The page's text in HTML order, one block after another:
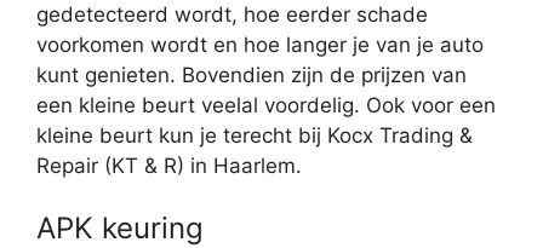
gedetecteerd wordt, hoe eerder schade
voorkomen wordt en hoe langer je van je auto
kunt genieten. Bovendien zijn de prijzen van
een kleine beurt veelal voordelig. Ook voor een
kleine beurt kun je terecht bij Kocx Trading &
Repair (KT & R) in Haarlem.
APK keuring